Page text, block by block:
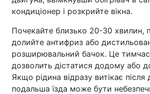
кондиціонер і розкрийте вікна.
Почекайте близько 20-30 хвилин,
долийте антифриз або
розширювальний бачок. Це
дозволить дістатися додому або
Якщо рідина відразу витікає після
подальша їзда може бути